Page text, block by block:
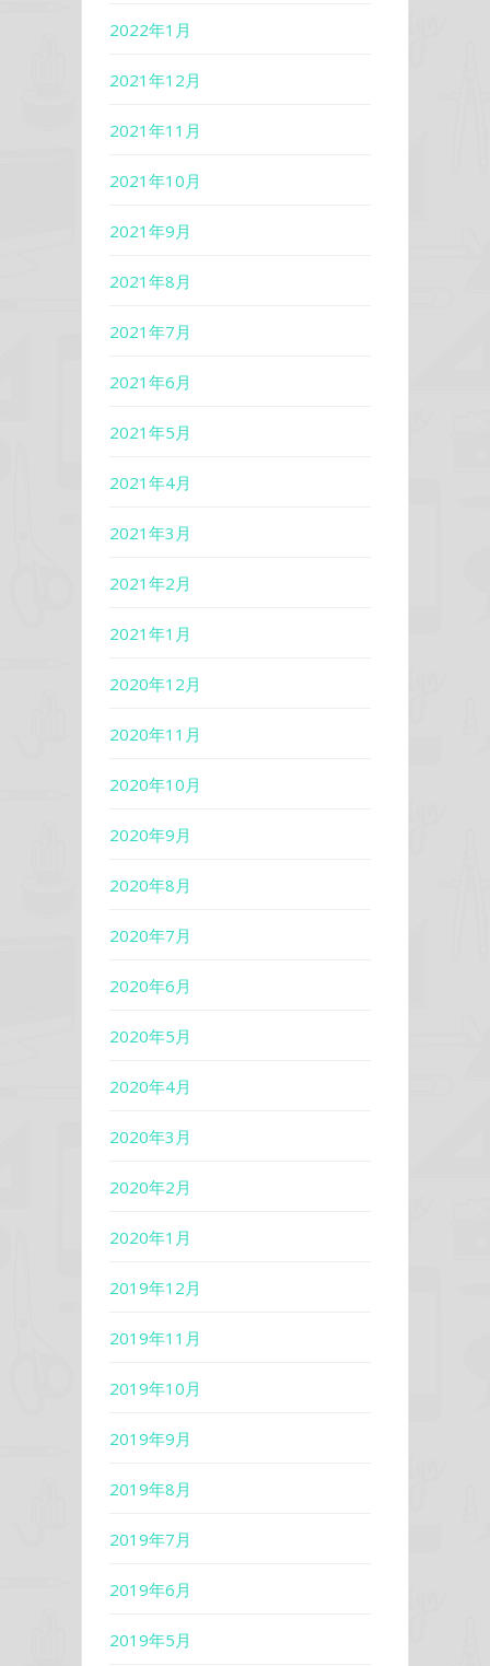
2022年1月
2021年12月
2021年11月
2021年10月
2021年9月
2021年8月
2021年7月
2021年6月
2021年5月
2021年4月
2021年3月
2021年2月
2021年1月
2020年12月
2020年11月
2020年10月
2020年9月
2020年8月
2020年7月
2020年6月
2020年5月
2020年4月
2020年3月
2020年2月
2020年1月
2019年12月
2019年11月
2019年10月
2019年9月
2019年8月
2019年7月
2019年6月
2019年5月